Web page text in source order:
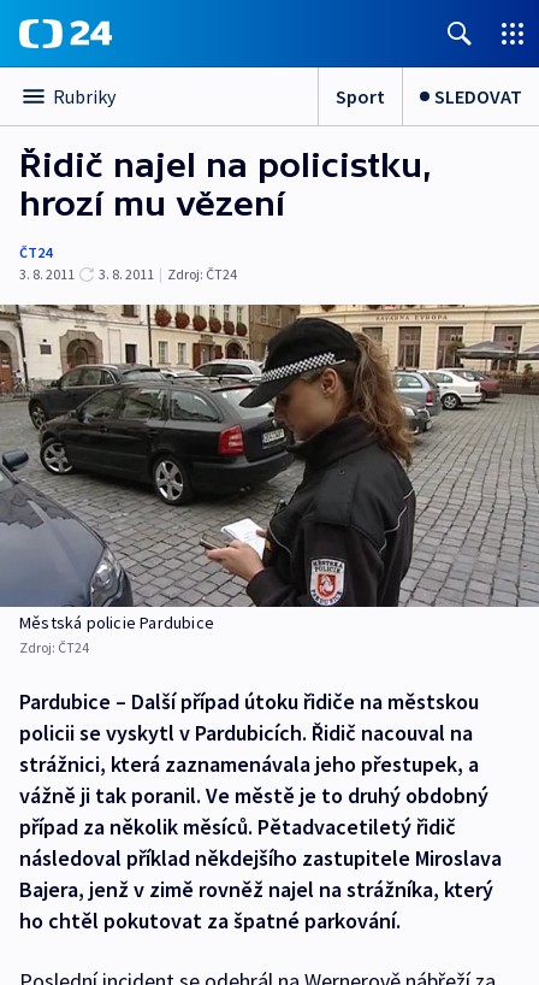
Rubriky Sport SLEDOVAT
Řidič najel na policistku,
hrozí mu vězení
ČT24
3. 8. 2011
3. 8. 2011 | Zdroj: ČT24
Městská policie Pardubice
Zdroj: ČT24
Pardubice – Další případ útoku řidiče na městskou
policii se vyskytl v Pardubicích. Řidič nacouval na
strážnici, která zaznamenávala jeho přestupek, a
vážně ji tak poranil. Ve městě je to druhý obdobný
případ za několik měsíců. Pětadvacetiletý řidič
následoval příklad někdejšího zastupitele Miroslava
Bajera, jenž v zimě rovněž najel na strážníka, který
ho chtěl pokutovat za špatné parkování.